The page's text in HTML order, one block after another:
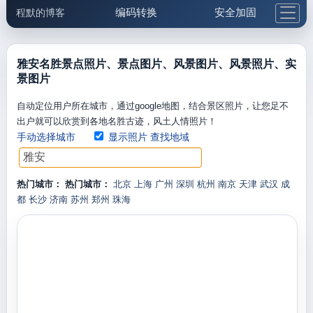
程默的博客 编码转换 安全加固
邮件工具 生活便民 更多工具
雅安名胜景点照片、景点图片、风景图片、风景照片、实
景图片
自动定位用户所在城市，通过google地图，结合景区照片，让您足不
出户就可以欣赏到各地名胜古迹，风土人情照片！
手动选择城市 显示照片 查找地域
热门城市： 热门城市： 北京 上海 广州 深圳 杭州 南京 天津 武汉 成
都 长沙 济南 苏州 郑州 珠海